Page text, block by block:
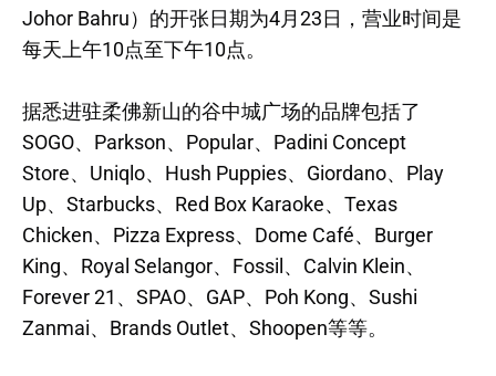
Johor Bahru）的开张日期为4月23日，营业时间是
每天上午10点至下午10点。
据悉进驻柔佛新山的谷中城广场的品牌包括了
SOGO、Parkson、Popular、Padini Concept
Store、Uniqlo、Hush Puppies、Giordano、Play
Up、Starbucks、Red Box Karaoke、Texas
Chicken、Pizza Express、Dome Café、Burger
King、Royal Selangor、Fossil、Calvin Klein、
Forever 21、SPAO、GAP、Poh Kong、Sushi
Zanmai、Brands Outlet、Shoopen等等。